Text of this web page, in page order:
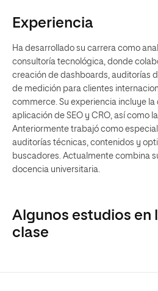
Experiencia
Ha desarrollado su carrera como
consultoría tecnológica, donde
creación de dashboards, auditorías
de medición para clientes
commerce. Su experiencia incluye la
aplicación de SEO y CRO, así como
Anteriormente trabajó como
auditorías técnicas, contenidos y
buscadores. Actualmente combina
docencia universitaria.
Algunos estudios en
clase